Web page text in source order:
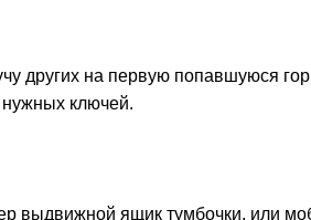
других на первую попавшуюся
нужных ключей.
выдвижной ящик тумбочки, или